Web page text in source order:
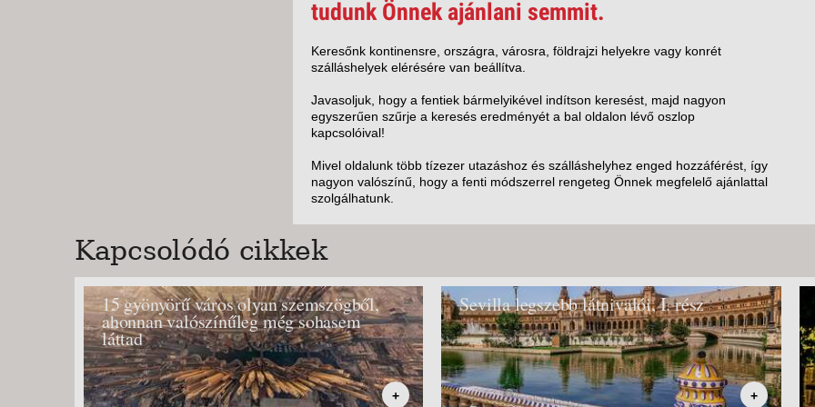
KÖZVETLEN
TENGERPARTI
SZÁLLODÁK
CSÚSZDÁVAL
BUDAVÁR TOURS
tudunk Önnek ajánlani semmit.
Keresőnk kontinensre, országra, városra, földrajzi helyekre vagy konrét
szálláshelyek elérésére van beállítva.
Javasoljuk, hogy a fentiek bármelyikével indítson keresést, majd nagyon
egyszerűen szűrje a keresés eredményét a bal oldalon lévő oszlop
kapcsolóival!
Mivel oldalunk több tízezer utazáshoz és szálláshelyhez enged hozzáférést, így
nagyon valószínű, hogy a fenti módszerrel rengeteg Önnek megfelelő ajánlattal
szolgálhatunk.
Kapcsolódó cikkek
15 gyönyörű város olyan szemszögből,
ahonnan valószínűleg még sohasem
láttad
+
Sevilla legszebb látnivalói, I. rész
+